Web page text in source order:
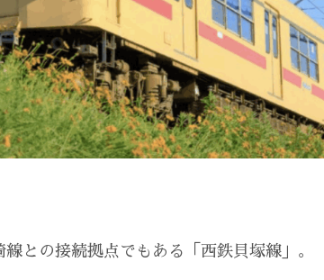
との接続拠点でもある「西鉄貝塚線」。